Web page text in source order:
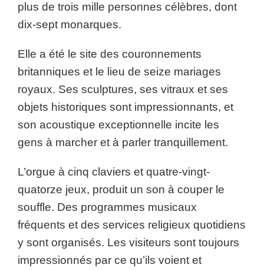
plus de trois mille personnes célèbres, dont
dix-sept monarques.
Elle a été le site des couronnements
britanniques et le lieu de seize mariages
royaux. Ses sculptures, ses vitraux et ses
objets historiques sont impressionnants, et
son acoustique exceptionnelle incite les
gens à marcher et à parler tranquillement.
L’orgue à cinq claviers et quatre-vingt-
quatorze jeux, produit un son à couper le
souffle. Des programmes musicaux
fréquents et des services religieux quotidiens
y sont organisés. Les visiteurs sont toujours
impressionnés par ce qu’ils voient et